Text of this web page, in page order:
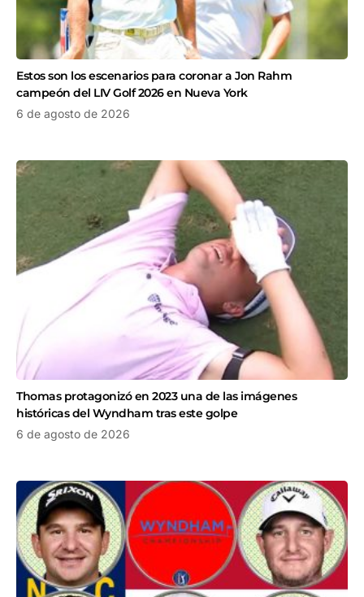
Estos son los escenarios para coronar a Jon Rahm
campeón del LIV Golf 2026 en Nueva York
6 de agosto de 2026
Thomas protagonizó en 2023 una de las imágenes
históricas del Wyndham tras este golpe
6 de agosto de 2026